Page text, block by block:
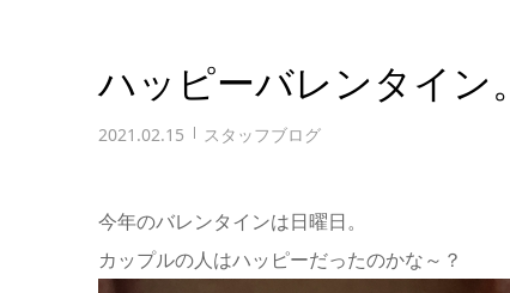
ハッピーバレンタイン。
2021.02.15 スタッフブログ
今年のバレンタインは日曜日。
カップルの人はハッピーだったのかな～？